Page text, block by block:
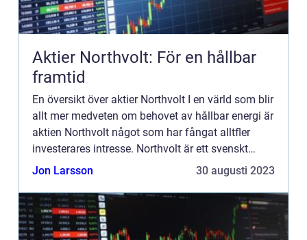
Aktier Northvolt: För en hållbar
framtid
En översikt över aktier Northvolt I en värld som blir
allt mer medveten om behovet av hållbar energi är
aktien Northvolt något som har fångat alltfler
investerares intresse. Northvolt är ett svenskt
företag som fokuserar på tillverkning av batterier
Jon Larsson 30 augusti 2023